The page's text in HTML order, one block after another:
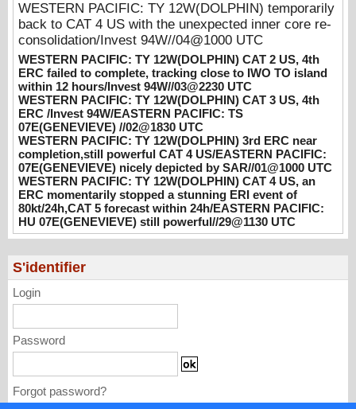
WESTERN PACIFIC: TY 12W(DOLPHIN)
CAT 3 US, 4th ERC /Invest 94W/EASTERN
PACIFIC: TS 07E(GENEVIEVE) //02@1830
UTC
08/02/2026 -PATRICK HOAREAU
WESTERN PACIFIC: TY 12W(DOLPHIN)
3rd ERC near completion,still powerful CAT
4 US/EASTERN PACIFIC: 07E(GENEVIEVE)
nicely depicted by SAR//01@1000 UTC
08/01/2026 -PATRICK HOAREAU
WESTERN PACIFIC: TY 12W(DOLPHIN)
CAT 4 US, an ERC momentarily stopped a
stunning ERI event of 80kt/24h,CAT 5
forecast within 24h/EASTERN PACIFIC: HU
07E(GENEVIEVE) still powerful//29@1130
UTC
07/29/2026
WESTERN PACIFIC: TY 12W(DOLPHIN) temporarily
back to CAT 4 US with the unexpected inner core re-
consolidation/Invest 94W//04@1000 UTC
WESTERN PACIFIC: TY 12W(DOLPHIN) CAT 2 US, 4th
ERC failed to complete, tracking close to IWO TO island
within 12 hours/Invest 94W//03@2230 UTC
WESTERN PACIFIC: TY 12W(DOLPHIN) CAT 3 US, 4th
ERC /Invest 94W/EASTERN PACIFIC: TS
07E(GENEVIEVE) //02@1830 UTC
WESTERN PACIFIC: TY 12W(DOLPHIN) 3rd ERC near
completion,still powerful CAT 4 US/EASTERN PACIFIC:
07E(GENEVIEVE) nicely depicted by SAR//01@1000 UTC
WESTERN PACIFIC: TY 12W(DOLPHIN) CAT 4 US, an
ERC momentarily stopped a stunning ERI event of
80kt/24h,CAT 5 forecast within 24h/EASTERN PACIFIC:
HU 07E(GENEVIEVE) still powerful//29@1130 UTC
S'identifier
Login
Password
Forgot password?